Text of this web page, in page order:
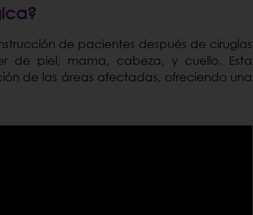
de pacientes después de cirugías
de piel, mama, cabeza, y cuello. Esta
de las áreas afectadas, ofreciendo una